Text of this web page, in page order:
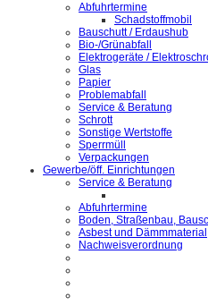
Abfuhrtermine
Schadstoffmobil
Bauschutt / Erdaushub
Bio-/Grünabfall
Elektrogeräte /
Glas
Papier
Problemabfall
Service & Beratung
Schrott
Sonstige Wertstoffe
Sperrmüll
Verpackungen
Gewerbe/öff. Einrichtungen
Service & Beratung
Abfuhrtermine
Boden, Straßenbau,
Asbest und Dämmmaterial
Nachweisverordnung